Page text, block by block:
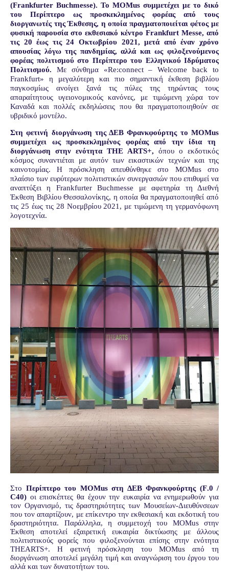
(Frankfurter Buchmesse). Το MOMus συμμετέχει με το δικό
του Περίπτερο ως προσκεκλημένος φορέας από τους
διοργανωτές της Έκθεσης, η οποία πραγματοποιείται φέτος με
φυσική παρουσία στο εκθεσιακό κέντρο Frankfurt Messe, από
τις 20 έως τις 24 Οκτωβρίου 2021, μετά από έναν χρόνο
απουσίας λόγω της πανδημίας, αλλά και ως φιλοξενούμενος
φορέας πολιτισμού στο Περίπτερο του Ελληνικού Ιδρύματος
Πολιτισμού. Με σύνθημα «Re:connect–Welcome back
to
Frankfurt» η μεγαλύτερη και πιο σημαντική έκθεση βιβλίου
παγκοσμίως ανοίγει ξανά τις πύλες της τηρώντας τους
απαραίτητους υγειονομικούς κανόνες, με τιμώμενη χώρα τον
Καναδά και πολλές εκδηλώσεις που θα πραγματοποιηθούν σε
υβριδικό μοντέλο.
Στη φετινή διοργάνωση της ΔΕΒ Φρανκφούρτης το MOMus
συμμετέχει ως προσκεκλημένος φορέας από την ίδια τη
διοργάνωση στην ενότητα THE ARTS+, όπου ο εκδοτικός
κόσμος συναντιέται με αυτόν των εικαστικών τεχνών και της
καινοτομίας. Η πρόσκληση απευθύνθηκε στο MOMusστο
πλαίσιο των ευρύτερων πολιτιστικών συνεργασιών που επιθυμεί να
αναπτύξει η Frankfurter Buchmesse με αφετηρία τη Διεθνή
Έκθεση Βιβλίου Θεσσαλονίκης, η οποία θα πραγματοποιηθεί από
τις 25 έως τις 28 Νοεμβρίου 2021, με τιμώμενη τη γερμανόφωνη
λογοτεχνία.
Στο Περίπτερο του MOMusστη ΔΕΒ Φρανκφούρτης (F.0 /
C40) οι επισκέπτες θα έχουν την ευκαιρία να ενημερωθούν για
τον Οργανισμό, τις δραστηριότητες των Μουσείων-Διευθύνσεων
που τον απαρτίζουν, με επίκεντρο την εκθεσιακή και εκδοτική του
δραστηριότητα. Παράλληλα, η συμμετοχή του MOMusστην
Έκθεση αποτελεί εξαιρετική ευκαιρία δικτύωσης με άλλους
πολιτιστικούς φορείς που φιλοξενούνται επίσης στην ενότητα
THEARTS+. Η φετινή πρόσκληση του MOMusαπό τη
διοργάνωση αποτελεί μεγάλη τιμή και αναγνώριση του έργου του
αλλά και των δυνατοτήτων του.